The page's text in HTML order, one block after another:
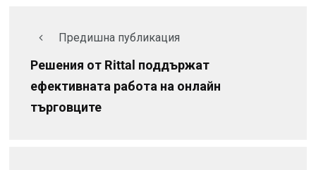
Предишна публикация
Решения от Rittal поддържат
ефективната работа на онлайн
търговците